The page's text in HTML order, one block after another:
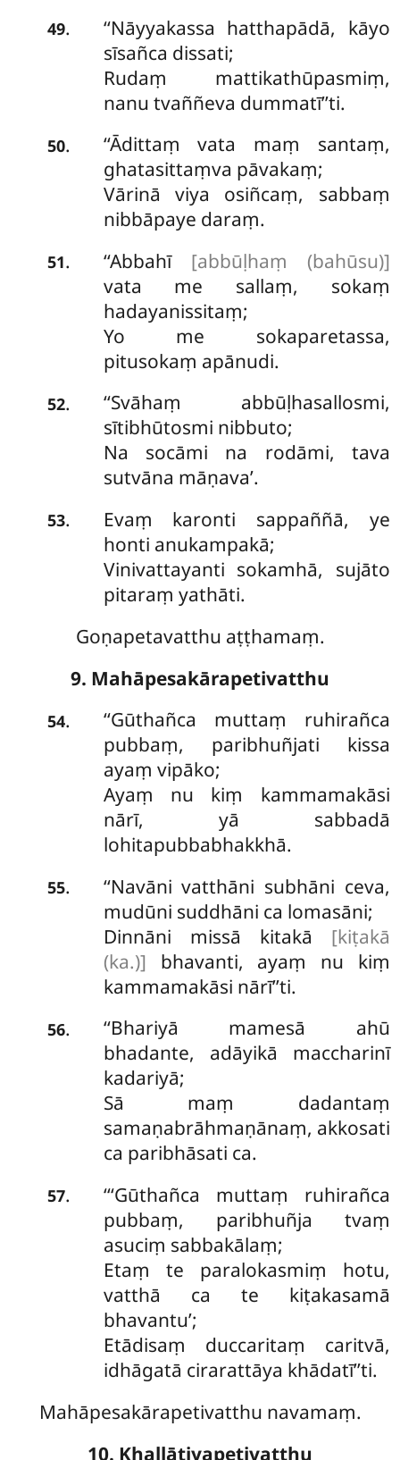
49.
‘‘Nāyyakassa hatthapādā, kāyo
sīsañca dissati;
Rudaṃ mattikathūpasmiṃ,
nanu tvaññeva dummatī’’ti.
50.
‘‘Ādittaṃ vata maṃ santaṃ,
ghatasittaṃva pāvakaṃ;
Vārinā viya osiñcaṃ, sabbaṃ
nibbāpaye daraṃ.
51. ‘‘Abbahī [abbūḷhaṃ (bahūsu)]
vata me sallaṃ, sokaṃ
hadayanissitaṃ;
Yo me sokaparetassa,
pitusokaṃ apānudi.
52.
‘‘Svāhaṃ abbūḷhasallosmi,
sītibhūtosmi nibbuto;
Na socāmi na rodāmi, tava
sutvāna māṇava’.
53. Evaṃ karonti sappaññā, ye
honti anukampakā;
Vinivattayanti sokamhā, sujāto
pitaraṃ yathāti.
Goṇapetavatthu aṭṭhamaṃ.
9. Mahāpesakārapetivatthu
54. ‘‘Gūthañca muttaṃ ruhirañca
pubbaṃ, paribhuñjati kissa
ayaṃ vipāko;
Ayaṃ nu kiṃ kammamakāsi
nārī, yā sabbadā
lohitapubbabhakkhā.
55.
‘‘Navāni vatthāni subhāni ceva,
mudūni suddhāni ca lomasāni;
Dinnāni missā kitakā [kiṭakā
(ka.)] bhavanti, ayaṃ nu kiṃ
kammamakāsi nārī’’ti.
56.
‘‘Bhariyā mamesā ahū
bhadante, adāyikā maccharinī
kadariyā;
Sā maṃ dadantaṃ
samaṇabrāhmaṇānaṃ, akkosati
ca paribhāsati ca.
57.
‘‘‘Gūthañca muttaṃ ruhirañca
pubbaṃ, paribhuñja tvaṃ
asuciṃ sabbakālaṃ;
Etaṃ te paralokasmiṃ hotu,
vatthā ca te kiṭakasamā
bhavantu’;
Etādisaṃ duccaritaṃ caritvā,
idhāgatā cirarattāya khādatī’’ti.
Mahāpesakārapetivatthu navamaṃ.
10. Khallāṭiyapetivatthu